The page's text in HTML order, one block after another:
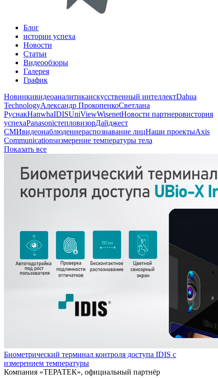
Блог
истории успеха
Новости
Статьи
Видеообзоры
Галерея
График
Новинкивидеоаналитикаискусственный интеллектDahua
TechnologyАлександр ПрокопенкоСветлана
РуснакHanwhaIDISUniViewWisenetНовости партнеровистория
успехаPanasonicтепловизорДайджест
СМИвидеонаблюдениераспознавание лицНаши проектыAxis
Communicationsизмерение температуры тела
Показать все
Биометрический терминал контроля доступа IDIS с
измерением температуры
Компания «ТЕРАТЕК», официальный партнёр